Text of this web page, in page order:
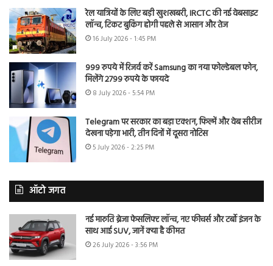
रेल यात्रियों के लिए बड़ी खुशखबरी, IRCTC की नई वेबसाइट
लॉन्च, टिकट बुकिंग होगी पहले से आसान और तेज
16 July 2026 - 1:45 PM
999 रुपये में रिजर्व करें Samsung का नया फोल्डेबल फोन,
मिलेंगे 2799 रुपये के फायदे
8 July 2026 - 5:54 PM
Telegram पर सरकार का बड़ा एक्शन, फिल्में और वेब सीरीज
देखना पड़ेगा भारी, तीन दिनों में दूसरा नोटिस
5 July 2026 - 2:25 PM
ऑटो जगत
नई मारुति ब्रेजा फेसलिफ्ट लॉन्च, नए फीचर्स और टर्बो इंजन के
साथ आई SUV, जानें क्या है कीमत
26 July 2026 - 3:56 PM